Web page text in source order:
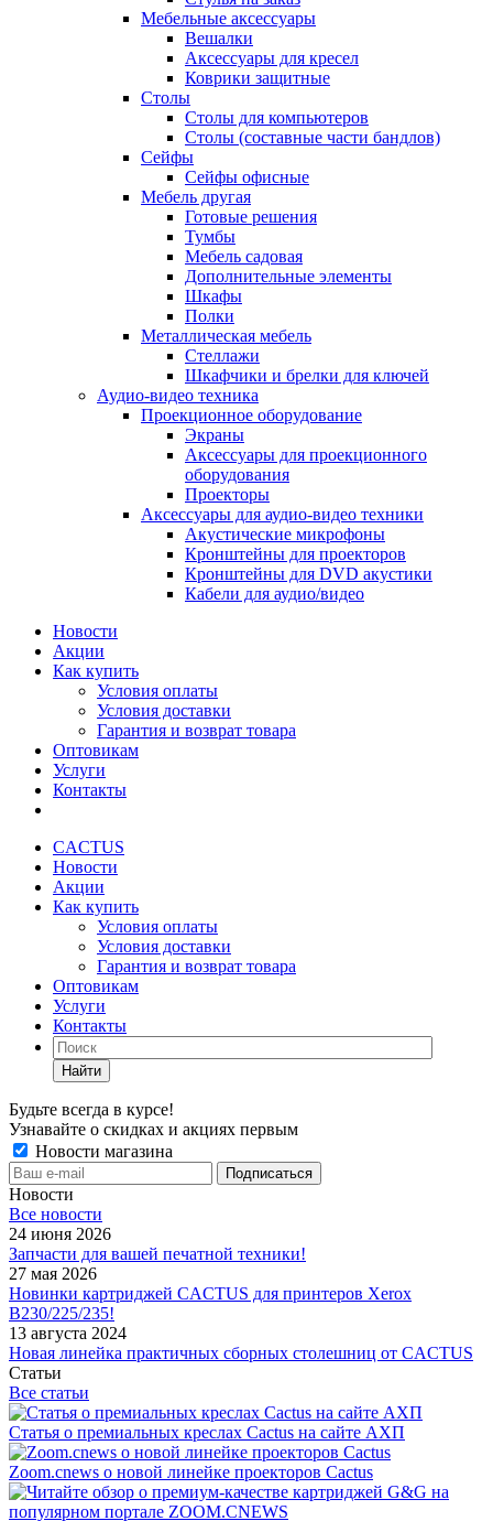
Мебельные аксессуары
Вешалки
Аксессуары для кресел
Коврики защитные
Столы
Столы для компьютеров
Столы (составные части бандлов)
Сейфы
Сейфы офисные
Мебель другая
Готовые решения
Тумбы
Мебель садовая
Дополнительные элементы
Шкафы
Полки
Металлическая мебель
Стеллажи
Шкафчики и брелки для ключей
Аудио-видео техника
Проекционное оборудование
Экраны
Аксессуары для проекционного
оборудования
Проекторы
Аксессуары для аудио-видео техники
Акустические микрофоны
Кронштейны для проекторов
Кронштейны для DVD акустики
Кабели для аудио/видео
Новости
Акции
Как купить
Условия оплаты
Условия доставки
Гарантия и возврат товара
Оптовикам
Услуги
Контакты
CACTUS
Новости
Акции
Как купить
Условия оплаты
Условия доставки
Гарантия и возврат товара
Оптовикам
Услуги
Контакты
Найти
Будьте всегда в курсе!
Узнавайте о скидках и акциях первым
Новости магазина
Новости
Все новости
24 июня 2026
Запчасти для вашей печатной техники!
27 мая 2026
Новинки картриджей CACTUS для принтеров Xerox
B230/225/235!
13 августа 2024
Новая линейка практичных сборных столешниц от CACTUS
Статьи
Все статьи
Статья о премиальных креслах Cactus на сайте АХП
Zoom.cnews о новой линейке проекторов Cactus